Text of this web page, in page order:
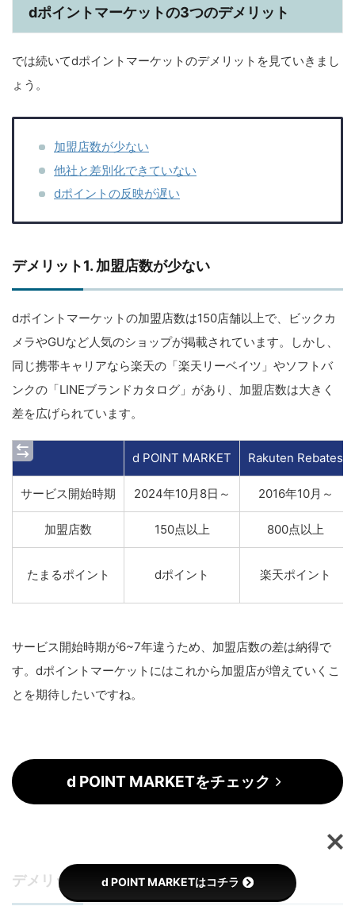
dポイントマーケットの3つのデメリット
では続いてdポイントマーケットのデメリットを見ていきまし
ょう。
加盟店数が少ない
他社と差別化できていない
dポイントの反映が遅い
デメリット1. 加盟店数が少ない
dポイントマーケットの加盟店数は150店舗以上で、ビックカ
メラやGUなど人気のショップが掲載されています。しかし、
同じ携帯キャリアなら楽天の「楽天リーベイツ」やソフトバ
ンクの「LINEブランドカタログ」があり、加盟店数は大きく
差を広げられています。
d POINT MARKET Rakuten Rebates
サービス開始時期 2024年10月8日～ 2016年10月～
加盟店数 150点以上 800点以上
たまるポイント dポイント 楽天ポイント
サービス開始時期が6~7年違うため、加盟店数の差は納得で
す。dポイントマーケットにはこれから加盟店が増えていくこ
とを期待したいですね。
d POINT MARKETをチェック
デメリット2. 他社と差別化できていない
d POINT MARKETはコチラ